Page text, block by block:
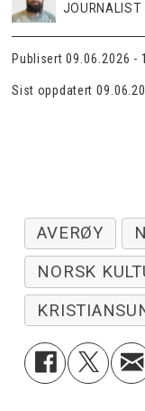
Publisert 09.06.2026 -
Sist oppdatert
AVERØY
NORSK